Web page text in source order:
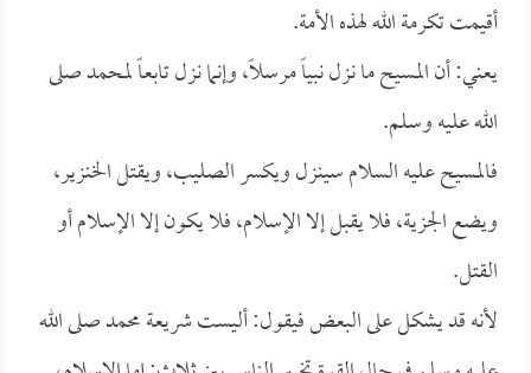
أقيمت تكرمة الله لهذه الأمة.
يعني: أن المسيح ما نزل نبياً مرسلاً، وإنما نزل تابعاً لمحمد صلى
الله عليه وسلم.
فالمسيح عليه السلام سينزل ويكسر الصليب، ويقتل الخنزير،
ويضع الجزية، فلا يقبل إلا الإسلام، فلا يكون إلا الإسلام أو
القتل.
لأنه قد يشكل على البعض فيقول: أليست شريعة محمد صلى الله